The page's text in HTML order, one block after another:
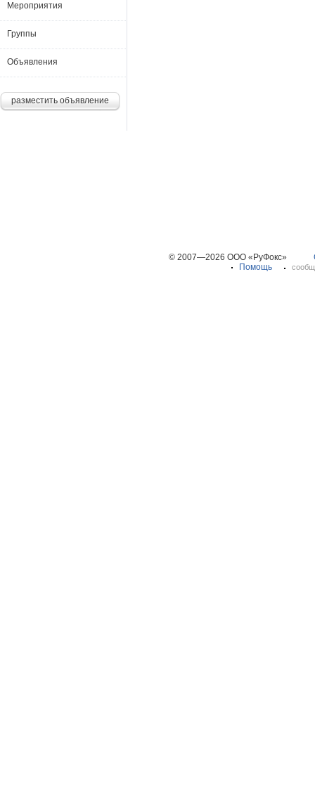
Мероприятия
Группы
Объявления
разместить объявление
© 2007—2026 ООО «РуФокс»
Помощь